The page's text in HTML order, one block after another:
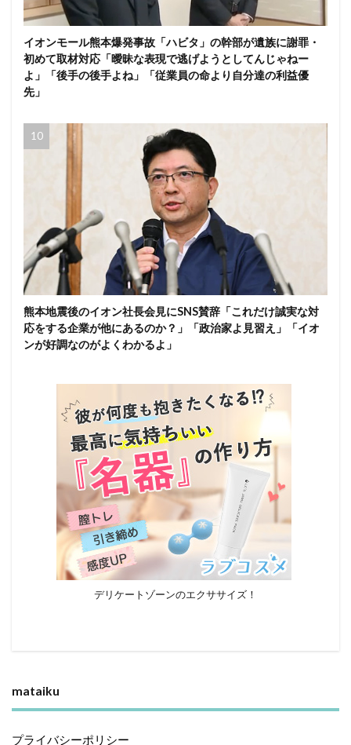
イオンモール熊本爆発事故「ハビタ」の幹部が遺族に謝罪・
初めて取材対応「曖昧な表現で逃げようとしてんじゃねー
よ」「後手の後手よね」「従業員の命より自分達の利益優
先」
熊本地震後のイオン社長会見にSNS賛辞「これだけ誠実な対
応をする企業が他にあるのか？」「政治家よ見習え」「イオ
ンが好調なのがよくわかるよ」
デリケートゾーンのエクササイズ！
mataiku
プライバシーポリシー